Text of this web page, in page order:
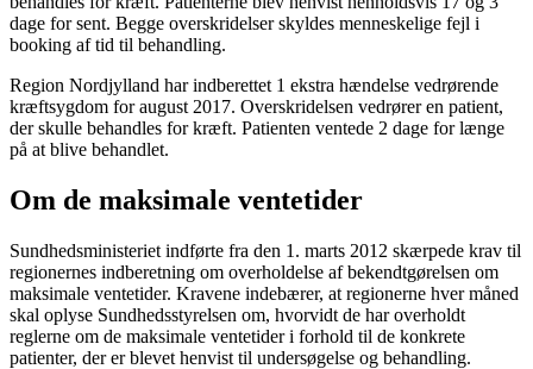
dage for sent. Begge overskridelser skyldes menneskelige fejl i
booking af tid til behandling.
Region Nordjylland har indberettet 1 ekstra hændelse vedrørende
kræftsygdom for august 2017. Overskridelsen vedrører en patient,
der skulle behandles for kræft. Patienten ventede 2 dage for længe
på at blive behandlet.
Om de maksimale ventetider
Sundhedsministeriet indførte fra den 1. marts 2012 skærpede krav til
regionernes indberetning om overholdelse af bekendtgørelsen om
maksimale ventetider. Kravene indebærer, at regionerne hver måned
skal oplyse Sundhedsstyrelsen om, hvorvidt de har overholdt
reglerne om de maksimale ventetider i forhold til de konkrete
patienter, der er blevet henvist til undersøgelse og behandling.